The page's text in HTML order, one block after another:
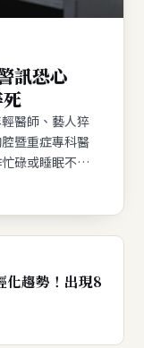
訊恐心
醫師、藝人猝
暨重症專科醫
碌或睡眠不
仍未改善，甚
趨勢！出現8